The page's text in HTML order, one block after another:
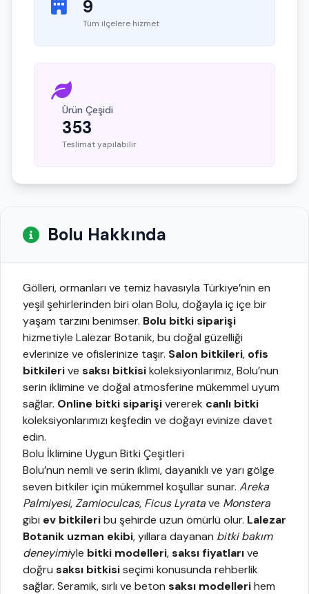
9
Tüm ilçelere hizmet
Ürün Çeşidi
353
Teslimat yapılabilir
Bolu Hakkında
Gölleri, ormanları ve temiz havasıyla Türkiye’nin en
yeşil şehirlerinden biri olan Bolu, doğayla iç içe bir
yaşam tarzını benimser. Bolu bitki siparişi
hizmetiyle Lalezar Botanik, bu doğal güzelliği
evlerinize ve ofislerinize taşır. Salon bitkileri, ofis
bitkilerive saksı bitkisikoleksiyonlarımız, Bolu’nun
serin iklimine ve doğal atmosferine mükemmel uyum
sağlar. Online bitki siparişivererek canlı bitki
koleksiyonlarımızı keşfedin ve doğayı evinize davet
edin.
Bolu İklimine Uygun Bitki Çeşitleri
Bolu’nun nemli ve serin iklimi, dayanıklı ve yarı gölge
seven bitkiler için mükemmel koşullar sunar. Areka
Palmiyesi,Zamioculcas, Ficus Lyratave Monstera
gibi ev bitkileribu şehirde uzun ömürlü olur. Lalezar
Botanik uzman ekibi, yıllara dayanan bitki bakım
deneyimiyle bitki modelleri,saksı fiyatlarıve
doğru saksı bitkisiseçimi konusunda rehberlik
sağlar. Seramik, sırlı ve beton saksı modellerihem